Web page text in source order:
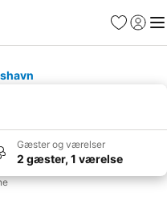
Favoritter
Log ind
Gæster og værelser
2 gæster, 1 værelse